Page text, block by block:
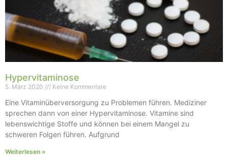
Hypervitaminose
5. März 2020 Keine Kommentare
Eine Vitaminüberversorgung zu Problemen führen. Mediziner
sprechen dann von einer Hypervitaminose. Vitamine sind
lebenswichtige Stoffe und können bei einem Mangel zu
schweren Folgen führen. Aufgrund
Weiterlesen »